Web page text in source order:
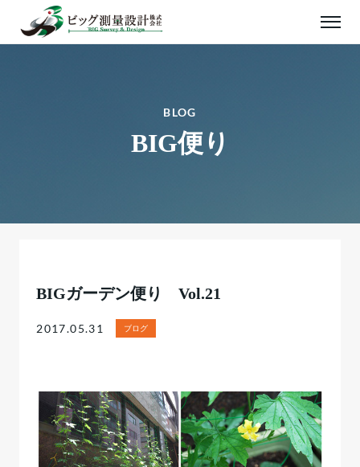
BLOG
BIG便り
BIGガーデン便り Vol.21
2017.05.31 ブログ